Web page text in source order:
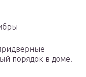
порядок в доме.